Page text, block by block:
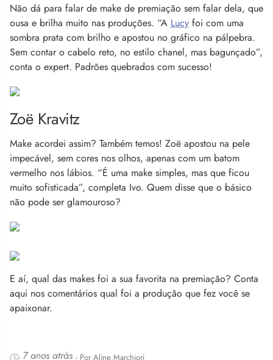
Não dá para falar de make de premiação sem falar dela, que
ousa e brilha muito nas produções. “A Lucy foi com uma
sombra prata com brilho e apostou no gráfico na pálpebra.
Sem contar o cabelo reto, no estilo chanel, mas bagunçado”,
conta o expert. Padrões quebrados com sucesso!
Zoë Kravitz
Make acordei assim? Também temos! Zoë apostou na pele
impecável, sem cores nos olhos, apenas com um batom
vermelho nos lábios. “É uma make simples, mas que ficou
muito sofisticada”, completa Ivo. Quem disse que o básico
não pode ser glamouroso?
E aí, qual das makes foi a sua favorita na premiação? Conta
aqui nos comentários qual foi a produção que fez você se
apaixonar.
7 anos atrás - Por Aline Marchiori